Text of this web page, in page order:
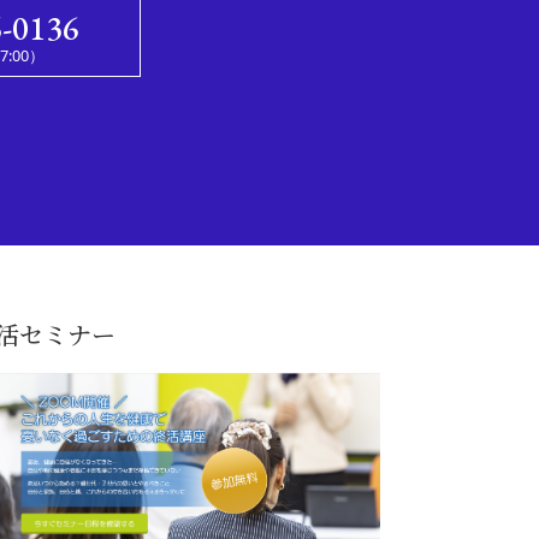
0136
）
セミナー